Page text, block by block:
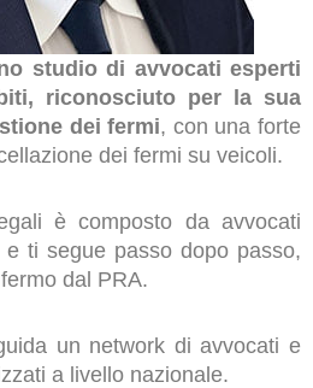
studio di avvocati esperti
riconosciuto per la sua
dei fermi, con una forte
dei fermi su veicoli.
è composto da avvocati
ti segue passo dopo passo,
dal PRA.
un network di avvocati e
a livello nazionale.